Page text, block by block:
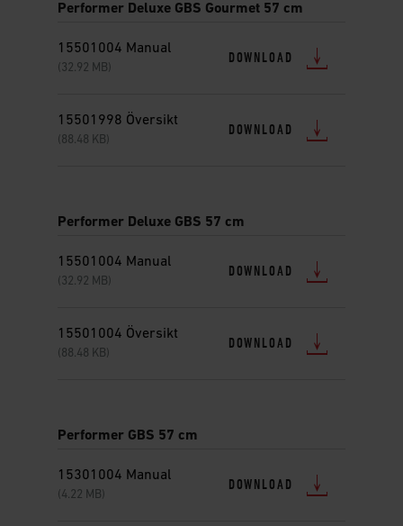
Performer Deluxe GBS Gourmet 57 cm
15501004 Manual
(32.92 MB)
DOWNLOAD
15501998 Översikt
(88.48 KB)
DOWNLOAD
Performer Deluxe GBS 57 cm
15501004 Manual
(32.92 MB)
DOWNLOAD
15501004 Översikt
(88.48 KB)
DOWNLOAD
Performer GBS 57 cm
15301004 Manual
(4.22 MB)
DOWNLOAD